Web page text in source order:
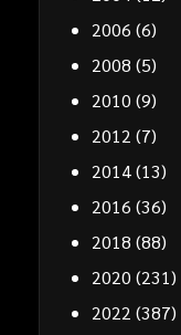
2006 (6)
2008 (5)
2010 (9)
2012 (7)
2014(13)
2016 (36)
2018 (88)
2020 (231)
2022 (387)